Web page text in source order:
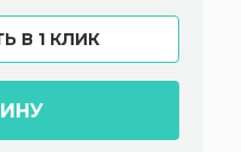
В 1 КЛИК